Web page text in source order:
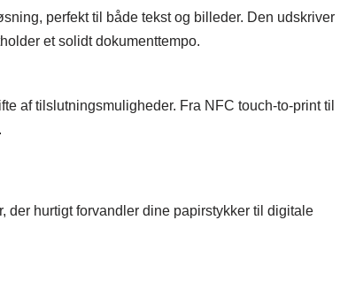
perfekt til både tekst og billeder. Den udskriver
et solidt dokumenttempo.
af tilslutningsmuligheder. Fra NFC touch-to-print til
der hurtigt forvandler dine papirstykker til digitale